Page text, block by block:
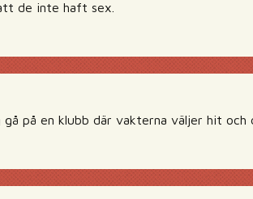
de inte haft sex.
gå på en klubb där vakterna väljer hit